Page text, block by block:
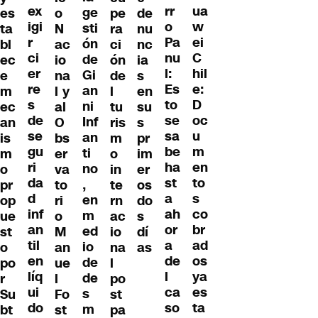
es
ta
bl
ec
e
m
ec
an
is
m
o
pr
op
ue
st
o
po
r
Su
bt
ex
igi
r
ci
er
re
s
de
se
gu
ri
da
d
inf
an
til
en
líq
ui
do
o
N
ac
io
na
l y
al
O
bs
er
va
to
ri
o
M
an
ue
l
Fo
st
ge
sti
ón
de
Gi
an
ni
Inf
an
ti
no
,
en
m
ed
io
de
de
s
m
pe
ra
ci
ón
de
l
tu
ris
m
o
in
te
rn
ac
io
na
l
po
st
pa
de
nu
nc
ia
s
en
su
s
pr
im
er
os
do
s
dí
as
rr
o
Pa
nu
l:
Es
to
se
sa
be
ha
st
a
ah
or
a
de
l
ca
so
ua
w
ei
C
hil
e:
D
oc
u
m
en
to
s
co
br
ad
os
ya
es
ta